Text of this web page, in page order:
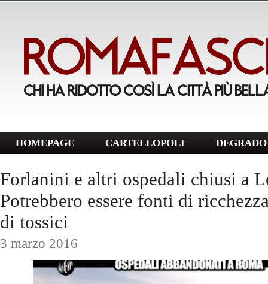
HOMEPAGE CARTELLOPOLI
Forlanini e altri ospedali chiusi a
Potrebbero essere fonti di
di tossici
3 marzo 2016